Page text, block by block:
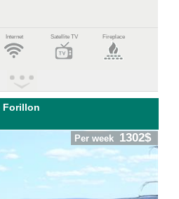
Internet Satellite TV Fireplace
Forillon
Per week 1302$